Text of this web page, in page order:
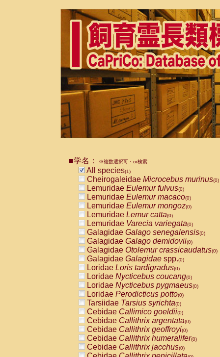
■学名： ※複数選択可・or検索
All species(1)
Cheirogaleidae Microcebus murinus(0)
Lemuridae Eulemur fulvus(0)
Lemuridae Eulemur macaco(0)
Lemuridae Eulemur mongoz(0)
Lemuridae Lemur catta(0)
Lemuridae Varecia variegata(0)
Galagidae Galago senegalensis(0)
Galagidae Galago demidovii(0)
Galagidae Otolemur crassicaudatus(0)
Galagidae Galagidae spp.(0)
Loridae Loris tardigradus(0)
Loridae Nycticebus coucang(0)
Loridae Nycticebus pygmaeus(0)
Loridae Perodicticus potto(0)
Tarsiidae Tarsius syrichta(0)
Cebidae Callimico goeldii(0)
Cebidae Callithrix argentata(0)
Cebidae Callithrix geoffroyi(0)
Cebidae Callithrix humeralifer(0)
Cebidae Callithrix jacchus(0)